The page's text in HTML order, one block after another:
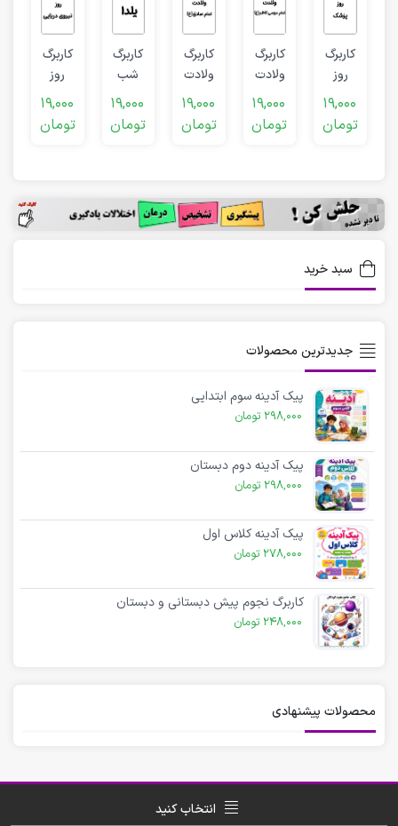
کاربرگ
روز
پزشک
19,000
تومان
کاربرگ
ولادت
امام
موسی
کاظم
19,000
تومان
کاربرگ
ولادت
امام
صادق
19,000
تومان
کاربرگ
شب
یلدا
19,000
تومان
کاربرگ
روز
نیروی
دریایی
19,000
تومان
سبد خرید
جدیدترین محصولات
پیک آدینه سوم ابتدایی
298,000 تومان
پیک آدینه دوم دبستان
298,000 تومان
پیک آدینه کلاس اول
278,000 تومان
کاربرگ نجوم پیش دبستانی و دبستان
248,000 تومان
محصولات پیشنهادی
انتخاب کنید